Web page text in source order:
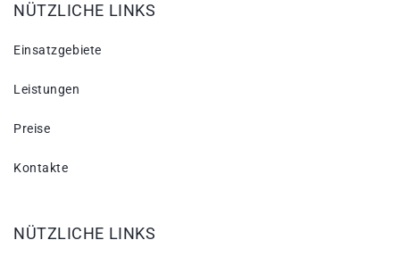
NÜTZLICHE LINKS
Einsatzgebiete
Leistungen
Preise
Kontakte
NÜTZLICHE LINKS